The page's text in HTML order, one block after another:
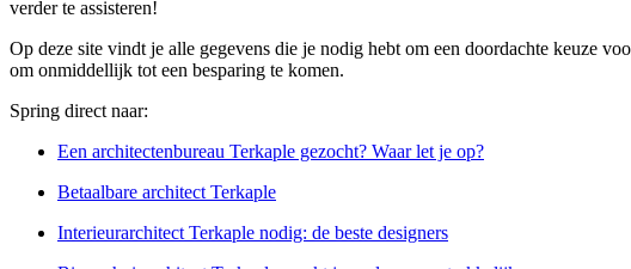
verder te assisteren!
Op deze site vindt je alle gegevens die je nodig hebt om een doordachte keuze
om onmiddellijk tot een besparing te komen.
Spring direct naar:
Een architectenbureau Terkaple gezocht? Waar let je op?
Betaalbare architect Terkaple
Interieurarchitect Terkaple nodig: de beste designers